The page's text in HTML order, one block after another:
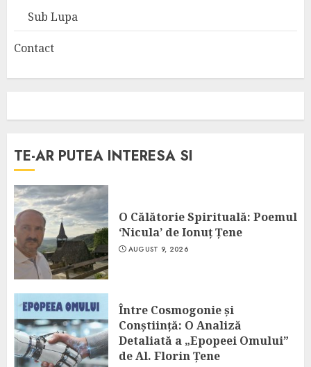
Sub Lupa
Contact
TE-AR PUTEA INTERESA SI
O Călătorie Spirituală: Poemul
‘Nicula’ de Ionuț Țene
AUGUST 9, 2026
Între Cosmogonie și
Conștiință: O Analiză
Detaliată a „Epopeei Omului”
de Al. Florin Țene